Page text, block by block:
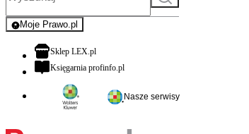
Moje Prawo.pl
- rejestracja i logowanie do serwisu
Sklep LEX.plotwiera się w nowej karcie
Księgarnia profinfo.plotwiera się w nowej karcie
Nasze serwisy